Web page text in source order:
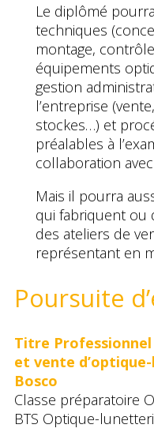
Le diplômé
techniques
montage,
équipements
gestion
l’entreprise
stockes…) et
préalables à
collaboration
Mais il pourra
qui fabriquent ou
des ateliers de
représentant en
Poursuite
Titre
et vente
Bosco
Classe préparatoire
BTS Optique-